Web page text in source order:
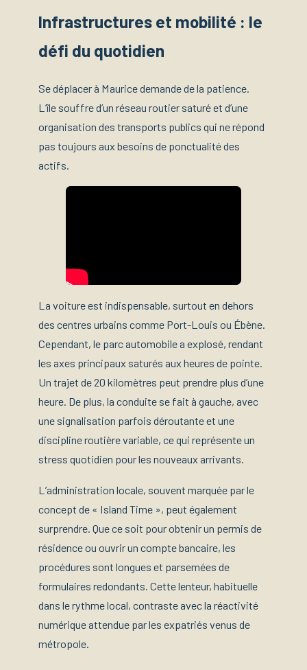
Infrastructures et mobilité : le
défi du quotidien
Se déplacer à Maurice demande de la patience.
L’île souffre d’un réseau routier saturé et d’une
organisation des transports publics qui ne répond
pas toujours aux besoins de ponctualité des
actifs.
La voiture est indispensable, surtout en dehors
des centres urbains comme Port-Louis ou Ébène.
Cependant, le parc automobile a explosé, rendant
les axes principaux saturés aux heures de pointe.
Un trajet de 20 kilomètres peut prendre plus d’une
heure. De plus, la conduite se fait à gauche, avec
une signalisation parfois déroutante et une
discipline routière variable, ce qui représente un
stress quotidien pour les nouveaux arrivants.
L’administration locale, souvent marquée par le
concept de « Island Time », peut également
surprendre. Que ce soit pour obtenir un permis de
résidence ou ouvrir un compte bancaire, les
procédures sont longues et parsemées de
formulaires redondants. Cette lenteur, habituelle
dans le rythme local, contraste avec la réactivité
numérique attendue par les expatriés venus de
métropole.